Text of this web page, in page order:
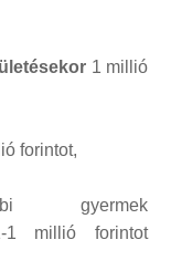
1 millió
forintot,
gyermek
1 millió forintot